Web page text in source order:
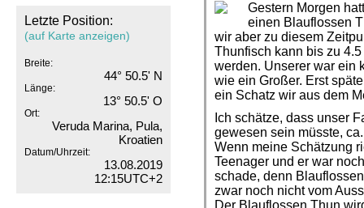
Letzte Position:
(auf Karte anzeigen)
Breite:
44° 50.5' N
Länge:
13° 50.5' O
Ort:
Veruda Marina, Pula,
Kroatien
Datum/Uhrzeit:
13.08.2019
12:15UTC+2
Gestern Morgen
einen Blauflossen
wir aber zu diesem
Thunfisch kann bis zu
werden. Unserer war ein
wie ein Großer. Erst
ein Schatz wir aus dem
Ich schätze, dass unser
gewesen sein müsste,
Wenn meine Schätzung
Teenager und er war
schade, denn
zwar noch nicht vom
Der Blauflossen Thun